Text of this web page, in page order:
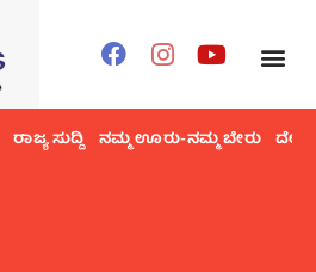
ರಾಜ್ಯ ಸುದ್ದಿ ನಮ್ಮ ಊರು-ನಮ್ಮ ಬೇರು ದೇಶ